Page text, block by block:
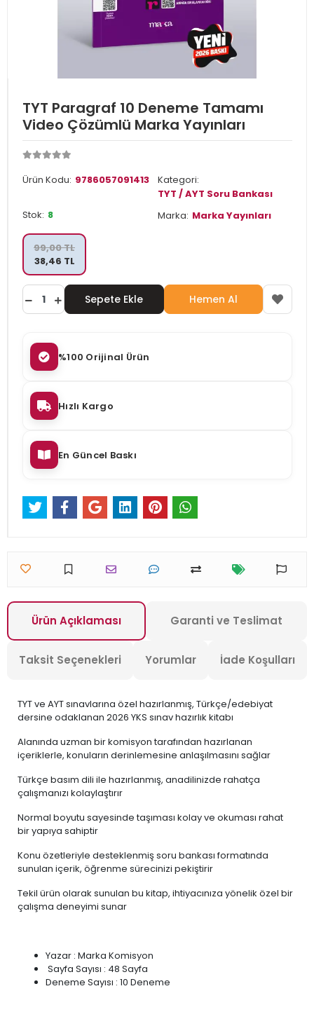
TYT Paragraf 10 Deneme Tamamı
Video Çözümlü Marka Yayınları
Ürün Kodu: 9786057091413
Kategori:
TYT / AYT Soru Bankası
Stok: 8 Marka: Marka Yayınları
99,00 TL
38,46 TL
Sepete Ekle Hemen Al
%100 Orijinal Ürün
Hızlı Kargo
En Güncel Baskı
Ürün Açıklaması Garanti ve Teslimat
Taksit Seçenekleri Yorumlar İade Koşulları
TYT ve AYT sınavlarına özel hazırlanmış, Türkçe/edebiyat
dersine odaklanan 2026 YKS sınav hazırlık kitabı
Alanında uzman bir komisyon tarafından hazırlanan
içeriklerle, konuların derinlemesine anlaşılmasını sağlar
Türkçe basım dili ile hazırlanmış, anadilinizde rahatça
çalışmanızı kolaylaştırır
Normal boyutu sayesinde taşıması kolay ve okuması rahat
bir yapıya sahiptir
Konu özetleriyle desteklenmiş soru bankası formatında
sunulan içerik, öğrenme sürecinizi pekiştirir
Tekil ürün olarak sunulan bu kitap, ihtiyacınıza yönelik özel bir
çalışma deneyimi sunar
Yazar : Marka Komisyon
Sayfa Sayısı : 48 Sayfa
Deneme Sayısı : 10 Deneme